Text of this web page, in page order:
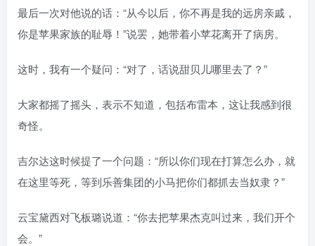
最后一次对他说的话：“从今以后，你不再是我的远房亲戚，
你是苹果家族的耻辱！”说罢，她带着小苹花离开了病房。
这时，我有一个疑问：“对了，话说甜贝儿哪里去了？”
大家都摇了摇头，表示不知道，包括布雷本，这让我感到很
奇怪。
吉尔达这时候提了一个问题：“所以你们现在打算怎么办，就
在这里等死，等到乐善集团的小马把你们都抓去当奴隶？”
云宝黛西对飞板璐说道：“你去把苹果杰克叫过来，我们开个
会。”